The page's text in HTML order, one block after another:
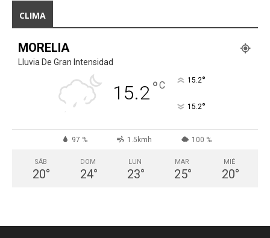
CLIMA
MORELIA
Lluvia De Gran Intensidad
15.2°C 15.2°
15.2°
97 % 1.5kmh 100 %
SÁB
20°
DOM
24°
LUN
23°
MAR
25°
MIÉ
20°